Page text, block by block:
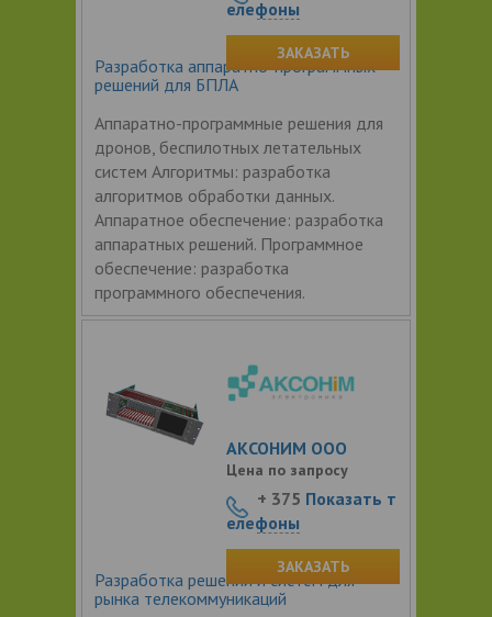
Разработка аппаратно-программных
решений для БПЛА
Аппаратно-программные решения для
дронов, беспилотных летательных
систем Алгоритмы: разработка
алгоритмов обработки данных.
Аппаратное обеспечение: разработка
аппаратных решений. Программное
обеспечение: разработка
программного обеспечения.
елефоны
ЗАКАЗАТЬ
Разработка решений и систем для
рынка телекоммуникаций
АКСОНИМ ООО
Цена по запросу
+ 375 Показать т
елефоны
ЗАКАЗАТЬ